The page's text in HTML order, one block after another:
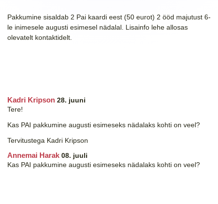
Pakkumine sisaldab 2 Pai kaardi eest (50 eurot) 2 ööd majutust 6-
le inimesele augusti esimesel nädalal. Lisainfo lehe allosas
olevatelt kontaktidelt.
Kadri Kripson 28. juuni
Tere!
Kas PAI pakkumine augusti esimeseks nädalaks kohti on veel?
Tervitustega Kadri Kripson
Annemai Harak 08. juuli
Kas PAI pakkumine augusti esimeseks nädalaks kohti on veel?